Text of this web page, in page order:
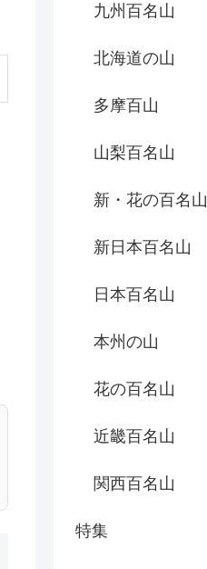
九州百名山
北海道の山
多摩百山
山梨百名山
新・花の百名山
新日本百名山
日本百名山
本州の山
花の百名山
近畿百名山
関西百名山
特集